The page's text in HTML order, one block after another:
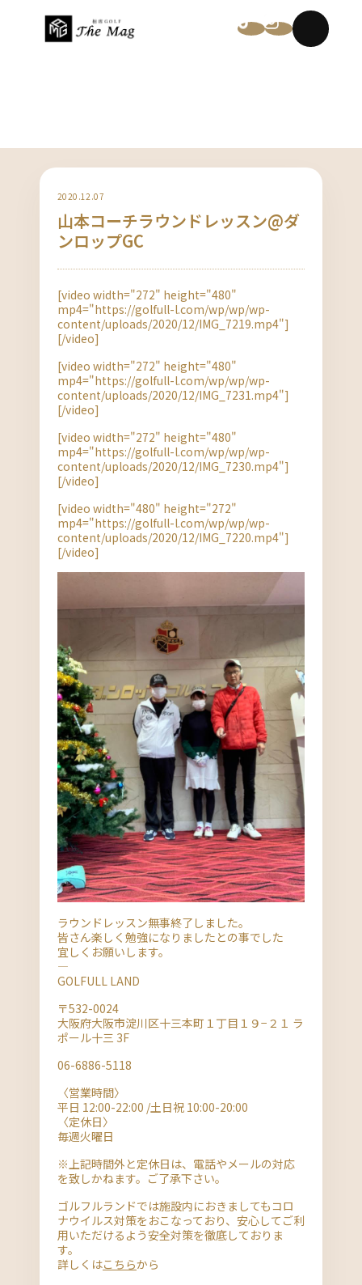
2020.12.07
山本コーチラウンドレッスン@ダ
ンロップGC
[video width="272" height="480"
mp4="https://golfull-l.com/wp/wp/wp-
content/uploads/2020/12/IMG_7219.mp4"]
[/video]
[video width="272" height="480"
mp4="https://golfull-l.com/wp/wp/wp-
content/uploads/2020/12/IMG_7231.mp4"]
[/video]
[video width="272" height="480"
mp4="https://golfull-l.com/wp/wp/wp-
content/uploads/2020/12/IMG_7230.mp4"]
[/video]
[video width="480" height="272"
mp4="https://golfull-l.com/wp/wp/wp-
content/uploads/2020/12/IMG_7220.mp4"]
[/video]
ラウンドレッスン無事終了しました。
皆さん楽しく勉強になりましたとの事でした
宜しくお願いします。
—
GOLFULL LAND
〒532-0024
大阪府大阪市淀川区十三本町１丁目１９−２１ ラ
ポール十三 3F
06-6886-5118
〈営業時間〉
平日 12:00-22:00 /土日祝 10:00-20:00
〈定休日〉
毎週火曜日
※上記時間外と定休日は、電話やメールの対応
を致しかねます。ご了承下さい。
ゴルフルランドでは施設内におきましてもコロ
ナウイルス対策をおこなっており、安心してご利
用いただけるよう安全対策を徹底しておりま
す。
詳しくはこちらから